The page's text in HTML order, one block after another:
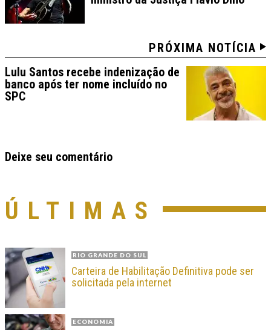
PRÓXIMA NOTÍCIA
Lulu Santos recebe indenização de
banco após ter nome incluído no
SPC
Deixe seu comentário
ÚLTIMAS
RIO GRANDE DO SUL
Carteira de Habilitação Definitiva pode ser
solicitada pela internet
ECONOMIA